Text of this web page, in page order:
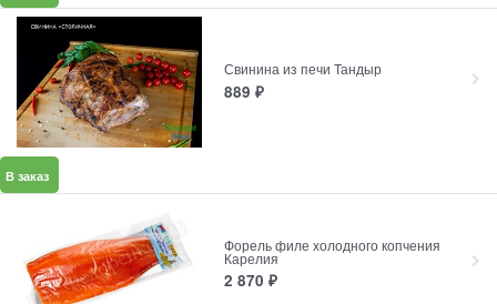
Свинина из печи Тандыр
889 ₽
В заказ
Форель филе холодного копчения
Карелия
2 870 ₽